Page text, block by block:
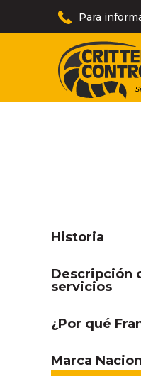
Para
Historia
Descripción
servicios
¿Por qué
Marca